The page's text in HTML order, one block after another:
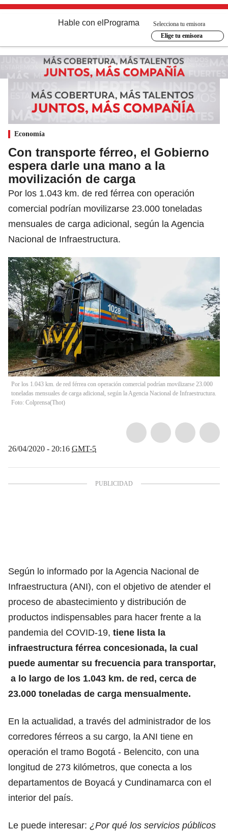
Hable con el Programa
Selecciona tu emisora
Elige tu emisora
Economía
Con transporte férreo, el Gobierno
espera darle una mano a la
movilización de carga
Por los 1.043 km. de red férrea con operación
comercial podrían movilizarse 23.000 toneladas
mensuales de carga adicional, según la Agencia
Nacional de Infraestructura.
Por los 1.043 km. de red férrea con operación comercial podrían movilizarse 23.000
toneladas mensuales de carga adicional, según la Agencia Nacional de Infraestructura.
Foto: Colprensa(Thot)
26/04/2020 - 20:16 GMT-5
Según lo informado por la Agencia Nacional de
Infraestructura (ANI), con el objetivo de atender el
proceso de abastecimiento y distribución de
productos indispensables para hacer frente a la
pandemia del COVID-19, tiene lista la
infraestructura férrea concesionada, la cual
puede aumentar su frecuencia para transportar,
a lo largo de los 1.043 km. de red, cerca de
23.000 toneladas de carga mensualmente.
En la actualidad, a través del administrador de los
corredores férreos a su cargo, la ANI tiene en
operación el tramo Bogotá - Belencito, con una
longitud de 273 kilómetros, que conecta a los
departamentos de Boyacá y Cundinamarca con el
interior del país.
Le puede interesar: ¿Por qué los servicios públicos